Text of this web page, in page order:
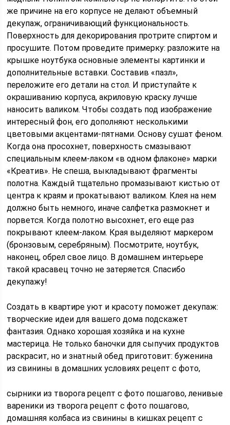
же причине на его корпусе не делают объемный
декупаж, ограничивающий функциональность.
Поверхность для декорирования протрите спиртом и
просушите. Потом проведите примерку: разложите на
крышке ноутбука основные элементы картинки и
дополнительные вставки. Составив «пазл»,
переложите его детали на стол. И приступайте к
окрашиванию корпуса, акриловую краску лучше
наносить валиком. Чтобы создать под изображение
интересный фон, его дополняют несколькими
цветовыми акцентами-пятнами. Основу сушат феном.
Когда она просохнет, поверхность смазывают
специальным клеем-лаком «в одном флаконе» марки
«Креатив». Не спеша, выкладывают фрагменты
полотна. Каждый тщательно промазывают кистью от
центра к краям и прокатывают валиком. Клея на нем
должно быть немного, иначе салфетка размокнет и
порвется. Когда полотно высохнет, его еще раз
покрывают клеем-лаком. Края выделяют маркером
(бронзовым, серебряным). Посмотрите, ноутбук,
наконец, обрел свое лицо. В домашнем интерьере
такой красавец точно не затеряется. Спасибо
декупажу!
Создать в квартире уют и красоту поможет декупаж:
творческие идеи для вашего дома подскажет
фантазия. Однако хорошая хозяйка и на кухне
мастерица. Не только баночки для сыпучих продуктов
раскрасит, но и знатный обед приготовит: буженина
из свинины в домашних условиях рецепт с фото,
сырники из творога рецепт с фото пошагово, ленивые
вареники из творога рецепт с фото пошагово,
домашняя колбаса из свинины в кишках рецепт с